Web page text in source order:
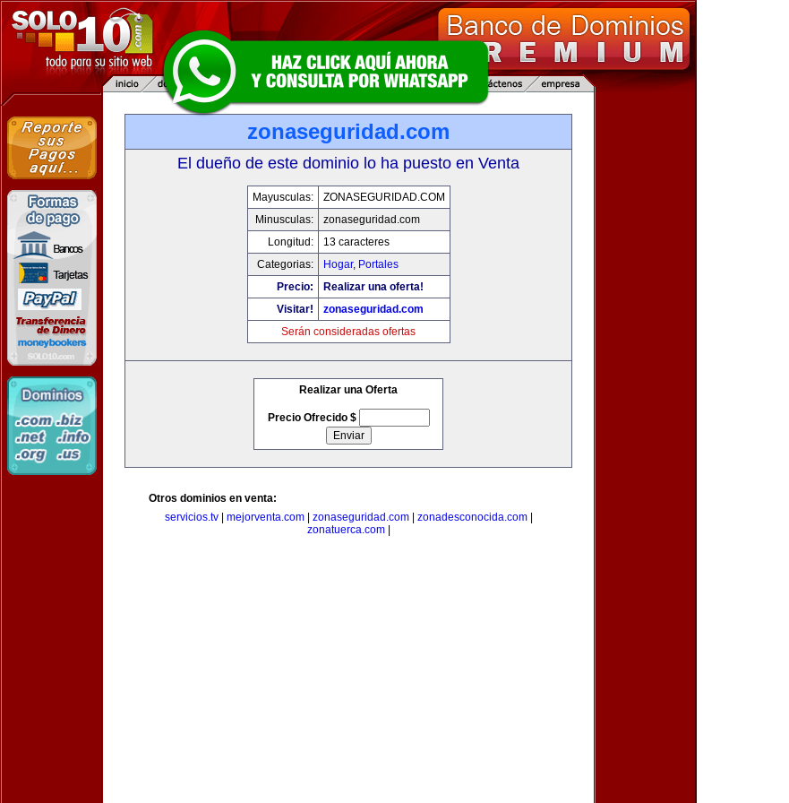
zonaseguridad.com
El dueño de este dominio lo ha puesto en Venta
Mayusculas:
ZONASEGURIDAD.COM
Minusculas:
zonaseguridad.com
Longitud:
13 caracteres
Categorias:
Hogar, Portales
Precio:
Realizar una oferta!
Visitar!
zonaseguridad.com
Serán consideradas ofertas
Realizar una Oferta
Precio Ofrecido $
Otros dominios en venta:
servicios.tv| mejorventa.com| zonaseguridad.com| zonadesconocida.com|
zonatuerca.com|